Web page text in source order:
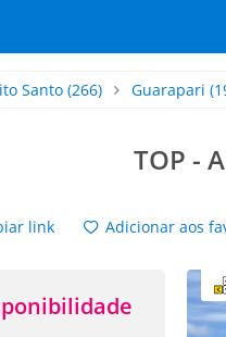
Santo(266) Guarapari
TOP -
link
Adicionar aos